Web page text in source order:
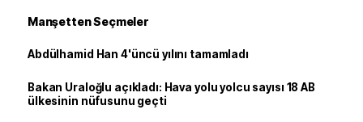
Manşetten Seçmeler
Abdülhamid Han 4'üncü yılını tamamladı
Bakan Uraloğlu açıkladı: Hava yolu yolcu sayısı 18 AB
ülkesinin nüfusunu geçti